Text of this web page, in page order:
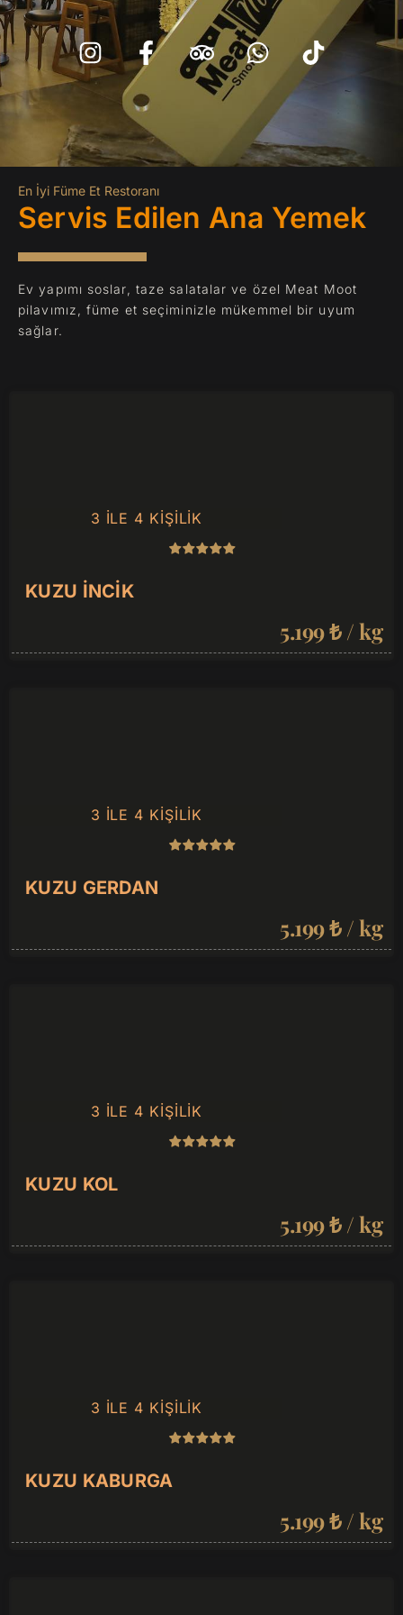
n
s
t
g
r
a
m
a
c
e
b
o
o
k
-
f
r
i
p
a
i
o
h
a
t
s
a
p
p
k
t
o
En İyi Füme Et Restoranı
Servis Edilen Ana Yemek
Ev yapımı soslar, taze salatalar ve özel Meat Moot
pilavımız, füme et seçiminizle mükemmel bir uyum
sağlar.
3 ILE 4 KIŞILIK
KUZU İNCIK
5.199 ₺ / kg
3 ILE 4 KIŞILIK
KUZU GERDAN
5.199 ₺ / kg
3 ILE 4 KIŞILIK
KUZU KOL
5.199 ₺ / kg
3 ILE 4 KIŞILIK
KUZU KABURGA
5.199 ₺ / kg